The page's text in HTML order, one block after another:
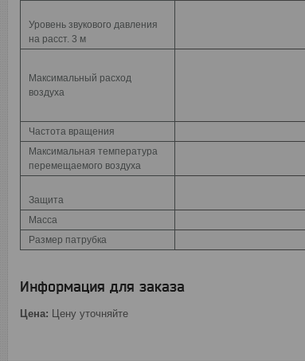
Уровень звукового давления
на расст. 3 м
Максимальный расход
воздуха
Частота вращения
Максимальная температура
перемещаемого воздуха
Защита
Масса
Размер патрубка
Информация для заказа
Цена: Цену уточняйте